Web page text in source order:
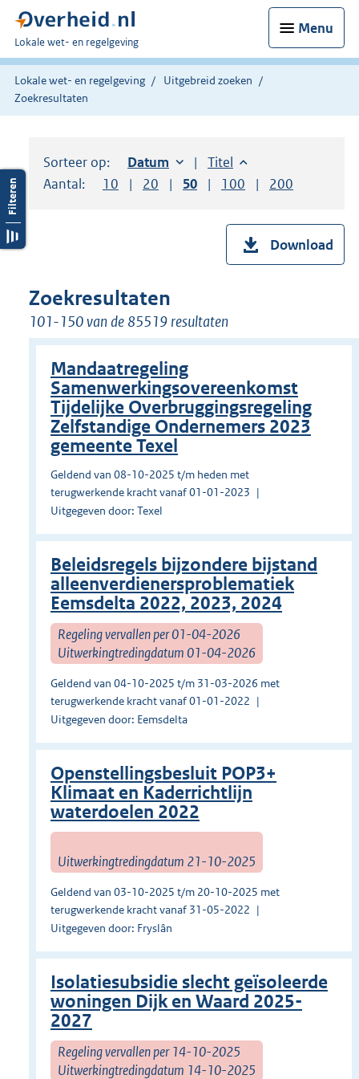
Menu
U
bent
hier:
Lokale wet- en regelgeving
Lokale wet- en regelgeving
Uitgebreid zoeken
Zoekresultaten
Sorteer op: Sorteer op:
Datum oplopendSorteer op:
Titel oplopend
Aantal:
Toon
10 resultaten per pagina
Toon
20 resultaten per pagina
Toon
50 resultaten per pagina
Toon
100 resultaten per
Toon
200
Download
Zoekresultaten
101-150 van de 85519 resultaten
Mandaatregeling
Samenwerkingsovereenkomst
Tijdelijke Overbruggingsregeling
Zelfstandige Ondernemers 2023
gemeente Texel
Geldend van 08-10-2025 t/m heden met
terugwerkende kracht vanaf 01-01-2023
Uitgegeven door: Texel
Beleidsregels bijzondere bijstand
alleenverdienersproblematiek
Eemsdelta 2022, 2023, 2024
Regeling vervallen per 01-04-2026
Uitwerkingtredingdatum 01-04-2026
Geldend van 04-10-2025 t/m 31-03-2026 met
terugwerkende kracht vanaf 01-01-2022
Uitgegeven door: Eemsdelta
Openstellingsbesluit POP3+
Klimaat en Kaderrichtlijn
waterdoelen 2022
Uitwerkingtredingdatum 21-10-2025
Geldend van 03-10-2025 t/m 20-10-2025 met
terugwerkende kracht vanaf 31-05-2022
Uitgegeven door: Fryslân
Isolatiesubsidie slecht geïsoleerde
woningen Dijk en Waard 2025-
2027
Regeling vervallen per 14-10-2025
Uitwerkingtredingdatum 14-10-2025